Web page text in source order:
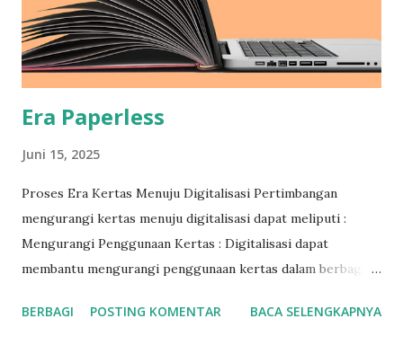
identifikasi isi arsip. Pengarsipan Digital : Pertimbangkan
untuk membuat salinan digital dari arsip, sehingga
memudahkan pencarian dan aksesibilitas. Pemeliharaan :
Pastikan arsip disimp...
Era Paperless
Juni 15, 2025
Proses Era Kertas Menuju Digitalisasi Pertimbangan
mengurangi kertas menuju digitalisasi dapat meliputi :
Mengurangi Penggunaan Kertas : Digitalisasi dapat
membantu mengurangi penggunaan kertas dalam berbagai
komunikasi. Meningkatkan Efisiensi : Digitalisasi dapat
BERBAGI POSTING KOMENTAR BACA SELENGKAPNYA